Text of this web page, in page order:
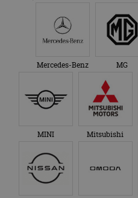
Mercedes-Benz MG
MINI Mitsubishi